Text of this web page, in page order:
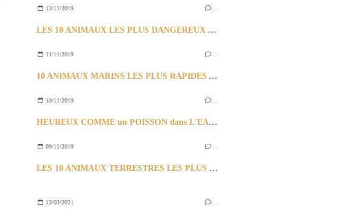
13/11/2019
LES 10 ANIMAUX LES PLUS DANGEREUX AU MONDE
11/11/2019
10 ANIMAUX MARINS LES PLUS RAPIDES AU MONDE
10/11/2019
HEUREUX COMME un POISSON dans L'EAU ? - 10 PLUS BEAUX POISSONS d'Eau Douce
09/11/2019
LES 10 ANIMAUX TERRESTRES LES PLUS RAPIDES AU MONDE
13/03/2021